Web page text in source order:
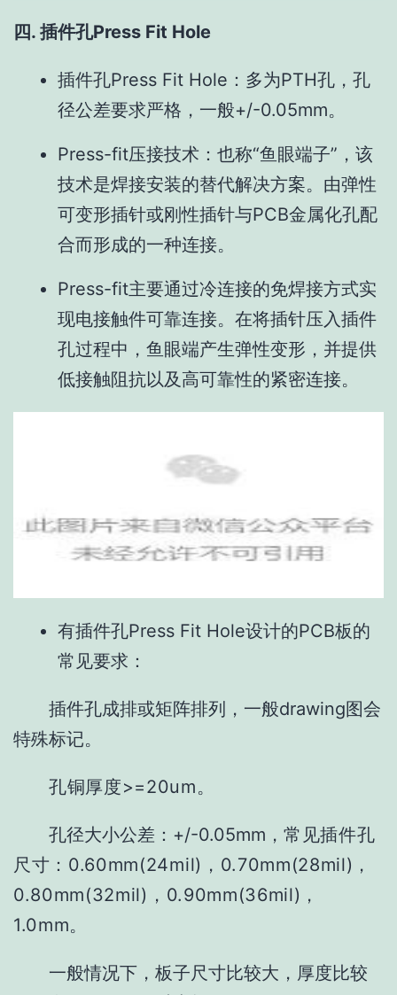
四. 插件孔Press Fit Hole
插件孔Press Fit Hole：多为PTH孔，孔
径公差要求严格，一般+/-0.05mm。
Press-fit压接技术：也称“鱼眼端子”，该
技术是焊接安装的替代解决方案。由弹性
可变形插针或刚性插针与PCB金属化孔配
合而形成的一种连接。
Press-fit主要通过冷连接的免焊接方式实
现电接触件可靠连接。在将插针压入插件
孔过程中，鱼眼端产生弹性变形，并提供
低接触阻抗以及高可靠性的紧密连接。
有插件孔Press Fit Hole设计的PCB板的
常见要求：
插件孔成排或矩阵排列，一般drawing图会
特殊标记。
孔铜厚度>=20um。
孔径大小公差：+/-0.05mm， 常见插件孔
尺寸： 0.60mm(24mil)， 0.70mm(28mil)，
0.80mm(32mil)，0.90mm(36mil)，
1.0mm。
一般情况下，板子尺寸比较大，厚度比较